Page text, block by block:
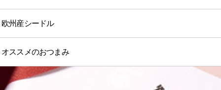
欧州産シードル
オススメのおつまみ